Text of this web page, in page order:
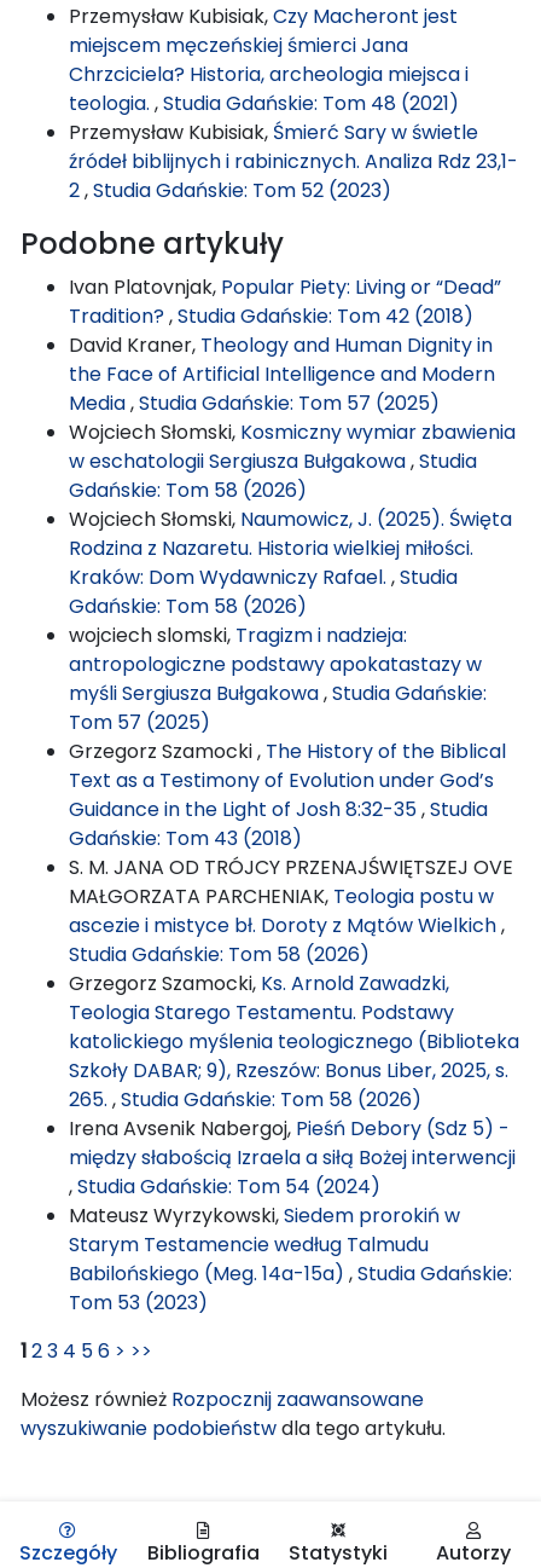
Przemysław Kubisiak,Czy Macheront jest
miejscem męczeńskiej śmierci Jana
Chrzciciela? Historia, archeologia miejsca i
teologia. ,Studia Gdańskie: Tom 48 (2021)
Przemysław Kubisiak, Śmierć Sary w świetle
źródeł biblijnych i rabinicznych. Analiza Rdz 23,1-
2,Studia Gdańskie: Tom 52 (2023)
Podobne artykuły
Ivan Platovnjak, Popular Piety: Living or “Dead”
Tradition?,Studia Gdańskie: Tom 42 (2018)
David Kraner, Theology and Human Dignity in
the Face of Artificial Intelligence and Modern
Media,Studia Gdańskie: Tom 57 (2025)
Wojciech Słomski, Kosmiczny wymiar zbawienia
w eschatologii Sergiusza Bułgakowa,Studia
Gdańskie: Tom 58 (2026)
Wojciech Słomski, Naumowicz, J. (2025). Święta
Rodzina z Nazaretu. Historia wielkiej miłości.
Kraków: Dom Wydawniczy Rafael. ,Studia
Gdańskie: Tom 58 (2026)
wojciech slomski, Tragizm i nadzieja:
antropologiczne podstawy apokatastazy w
myśli Sergiusza Bułgakowa,Studia Gdańskie:
Tom 57 (2025)
Grzegorz Szamocki , The History of the Biblical
Text as a Testimony of Evolution under God’s
Guidance in the Light of Josh 8:32-35,Studia
Gdańskie: Tom 43 (2018)
S. M. JANA OD TRÓJCY PRZENAJŚWIĘTSZEJ OVE
MAŁGORZATA PARCHENIAK, Teologia postu w
ascezie i mistyce bł. Doroty z Mątów Wielkich,
Studia Gdańskie: Tom 58 (2026)
Grzegorz Szamocki, Ks. Arnold Zawadzki,
Teologia Starego Testamentu. Podstawy
katolickiego myślenia teologicznego (Biblioteka
Szkoły DABAR; 9), Rzeszów: Bonus Liber, 2025, s.
265. ,Studia Gdańskie: Tom 58 (2026)
Irena Avsenik Nabergoj, Pieśń Debory (Sdz 5) -
między słabością Izraela a siłą Bożej interwencji
,Studia Gdańskie: Tom 54 (2024)
Mateusz Wyrzykowski,Siedem prorokiń w
Starym Testamencie według Talmudu
Babilońskiego (Meg. 14a-15a) ,Studia Gdańskie:
Tom 53 (2023)
123 4 56 > >>
Możesz również Rozpocznij zaawansowane
wyszukiwanie podobieństwdla tego artykułu.
Szczegóły Bibliografia Statystyki Autorzy